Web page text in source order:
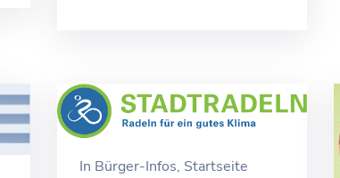
In Bürger-Infos‚ Startseite